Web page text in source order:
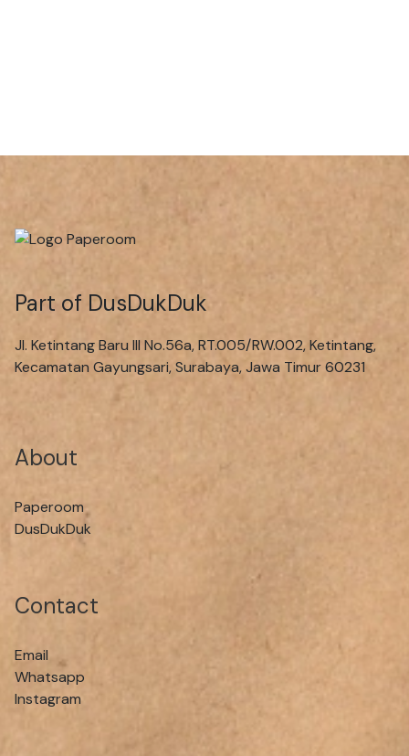
Part of DusDukDuk
Jl. Ketintang Baru III No.56a, RT.005/RW.002, Ketintang,
Kecamatan Gayungsari, Surabaya, Jawa Timur 60231
About
Paperoom
DusDukDuk
Contact
Email
Whatsapp
Instagram